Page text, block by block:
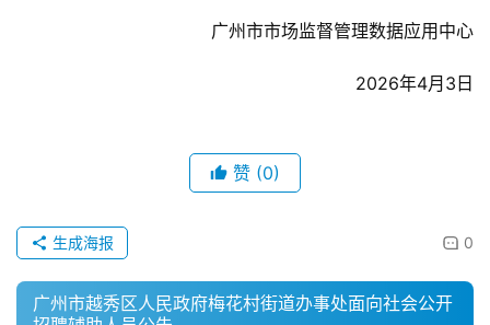
广州市市场监督管理数据应用中心
2026年4月3日
赞 (0)
0
生成海报
广州市越秀区人民政府梅花村街道办事处面向社会公开